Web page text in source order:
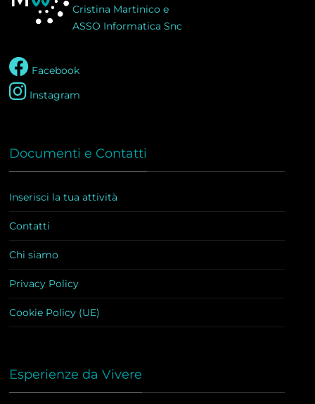
Cristina Martinico e
ASSO Informatica Snc
Facebook
Instagram
Documenti e Contatti
Inserisci la tua attività
Contatti
Chi siamo
Privacy Policy
Cookie Policy (UE)
Esperienze da Vivere